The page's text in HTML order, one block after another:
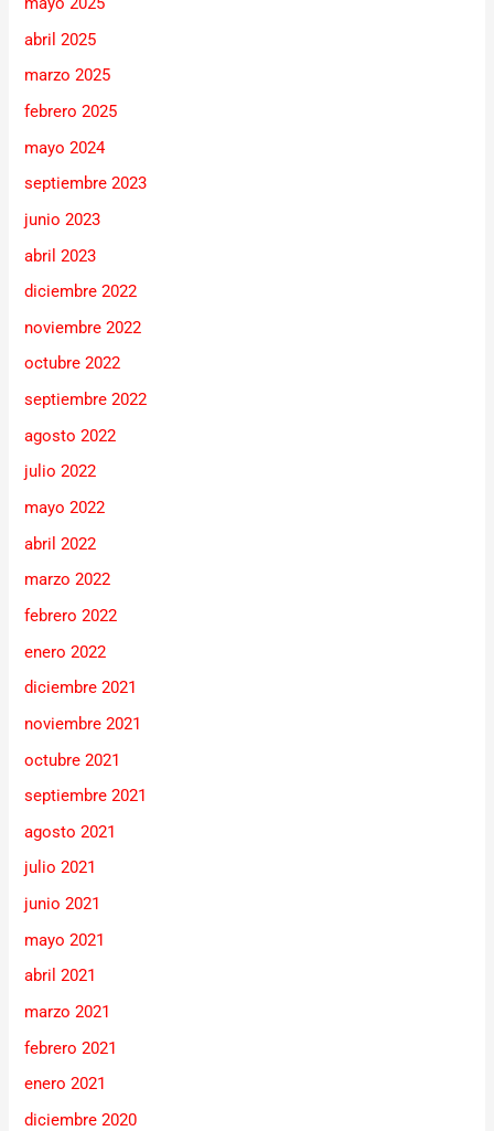
abril 2025
marzo 2025
febrero 2025
mayo 2024
septiembre 2023
junio 2023
abril 2023
diciembre 2022
noviembre 2022
octubre 2022
septiembre 2022
agosto 2022
julio 2022
mayo 2022
abril 2022
marzo 2022
febrero 2022
enero 2022
diciembre 2021
noviembre 2021
octubre 2021
septiembre 2021
agosto 2021
julio 2021
junio 2021
mayo 2021
abril 2021
marzo 2021
febrero 2021
enero 2021
diciembre 2020